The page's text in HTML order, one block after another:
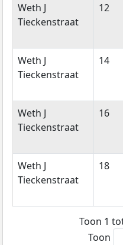
Weth J
Tieckenstraat
12
Weth J
Tieckenstraat
14
Weth J
Tieckenstraat
16
Weth J
Tieckenstraat
18
Toon 1
Toon